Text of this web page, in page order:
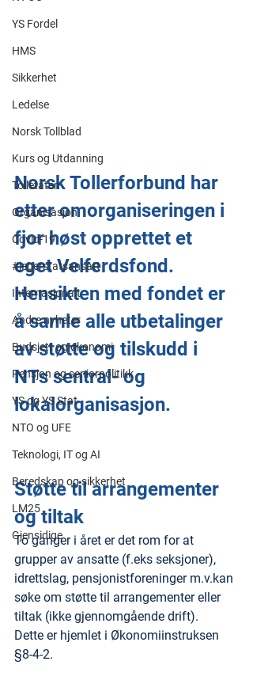
YS Fordel
HMS
Sikkerhet
Ledelse
Norsk Tollblad
Kurs og Utdanning
Tolletaten
Organisasjon
Covid-19
#jegerstatsansatt
Internasjonalt
Andre nyheter
Budsjett og økonomi
Pensjon og seniorpolitikk
YS og YS Stat
NTO og UFE
Teknologi, IT og AI
Beredskap og sikkerhet
LM25
Gjensidige
Norsk Tollerforbund har
etter omorganiseringen i
fjor høst opprettet et
eget Velferdsfond.
Hensikten med fondet er
å samle alle utbetalinger
av støtte og tilskudd i
NTs sentral- og
lokalorganisasjon.
Støtte til arrangementer
og tiltak
To ganger i året er det rom for at
grupper av ansatte (f.eks seksjoner),
idrettslag, pensjonistforeninger m.v.kan
søke om støtte til arrangementer eller
tiltak (ikke gjennomgående drift).
Dette er hjemlet i Økonomiinstruksen
§8-4-2.